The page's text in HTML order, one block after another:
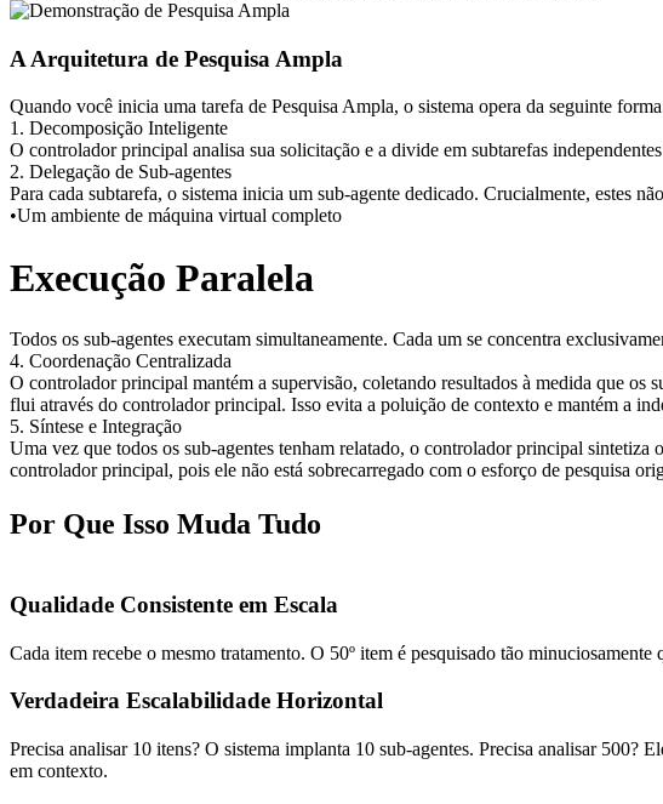
A Arquitetura de Pesquisa Ampla
Quando você inicia uma tarefa de Pesquisa Ampla, o sistema opera da seguinte
1. Decomposição Inteligente
O controlador principal analisa sua solicitação e a divide em subtarefas
2. Delegação de Sub-agentes
Para cada subtarefa, o sistema inicia um sub-agente dedicado. Crucialmente, estes
•Um ambiente de máquina virtual completo
Execução Paralela
Todos os sub-agentes executam simultaneamente. Cada um se concentra
4. Coordenação Centralizada
O controlador principal mantém a supervisão, coletando resultados à medida que os
flui através do controlador principal. Isso evita a poluição de contexto e mantém a
5. Síntese e Integração
Uma vez que todos os sub-agentes tenham relatado, o controlador principal sintetiza
controlador principal, pois ele não está sobrecarregado com o esforço de pesquisa
Por Que Isso Muda Tudo
Qualidade Consistente em Escala
Cada item recebe o mesmo tratamento. O 50º item é pesquisado tão
Verdadeira Escalabilidade Horizontal
Precisa analisar 10 itens? O sistema implanta 10 sub-agentes. Precisa analisar 500?
em contexto.